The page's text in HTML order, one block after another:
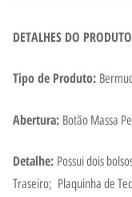
DETALHES DO
Tipo de Produto:
Abertura: Botão Massa
Detalhe: Possui dois
Traseiro; Plaquinha de